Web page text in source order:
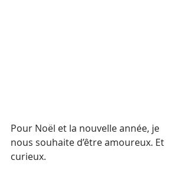
Pour Noël et la nouvelle année, je
nous souhaite d’être amoureux. Et
curieux.